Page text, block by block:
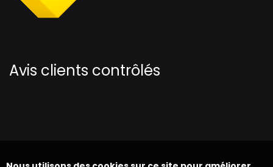
Avis clients contrôlés